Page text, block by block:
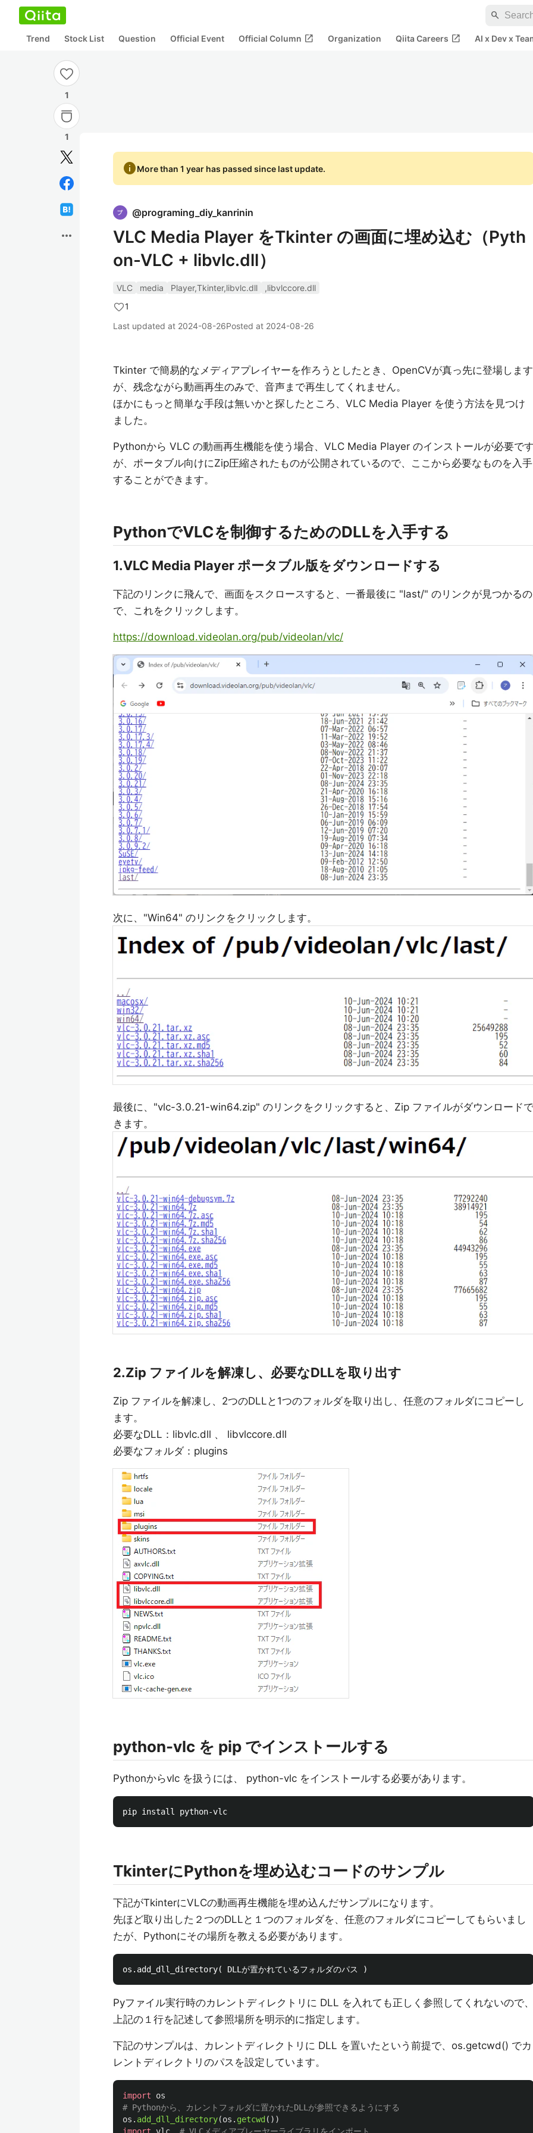
search
Trend Stock List Question Official Event Official Column open_in_new Organization Qiita Careers open_in_new AI x Dev x
1
1
more_horiz
infoMore than 1 year has passed since last update.
@programing_diy_kanrinin
VLC Media Player をTkinter の画面に埋め込む（Pyth
on-VLC + libvlc.dll）
VLC media Player,Tkinter,libvlc.dll
,libvlccore.dll
1
Last updated at 2024-08-26Posted at 2024-08-26
Tkinter で簡易的なメディアプレイヤーを作ろうとしたとき、OpenCVが真っ先に登場します
が、残念ながら動画再生のみで、音声まで再生してくれません。
ほかにもっと簡単な手段は無いかと探したところ、VLC Media Player を使う方法を見つけ
ました。
Pythonから VLC の動画再生機能を使う場合、VLC Media Player のインストールが必要で
が、ポータブル向けにZip圧縮されたものが公開されているので、ここから必要なものを入手
することができます。
PythonでVLCを制御するためのDLLを入手する
1.VLC Media Player ポータブル版をダウンロードする
下記のリンクに飛んで、画面をスクロースすると、一番最後に "last/" のリンクが見つかるの
で、これをクリックします。
https://download.videolan.org/pub/videolan/vlc/
次に、"Win64" のリンクをクリックします。
最後に、"vlc-3.0.21-win64.zip" のリンクをクリックすると、Zip ファイルがダウンロードで
きます。
2.Zip ファイルを解凍し、必要なDLLを取り出す
Zip ファイルを解凍し、2つのDLLと1つのフォルダを取り出し、任意のフォルダにコピーし
ます。
必要なDLL：libvlc.dll 、 libvlccore.dll
必要なフォルダ：plugins
python-vlc を pip でインストールする
Pythonからvlc を扱うには、 python-vlc をインストールする必要があります。
TkinterにPythonを埋め込むコードのサンプル
下記がTkinterにVLCの動画再生機能を埋め込んだサンプルになります。
先ほど取り出した２つのDLLと１つのフォルダを、任意のフォルダにコピーしてもらいまし
たが、Pythonにその場所を教える必要があります。
Pyファイル実行時のカレントディレクトリに DLL を入れても正しく参照してくれないので
上記の１行を記述して参照場所を明示的に指定します。
下記のサンプルは、カレントディレクトリに DLL を置いたという前提で、os.getcwd() でカ
レントディレクトリのパスを設定しています。
import
os
os . add_dll_directory(os . getcwd ())